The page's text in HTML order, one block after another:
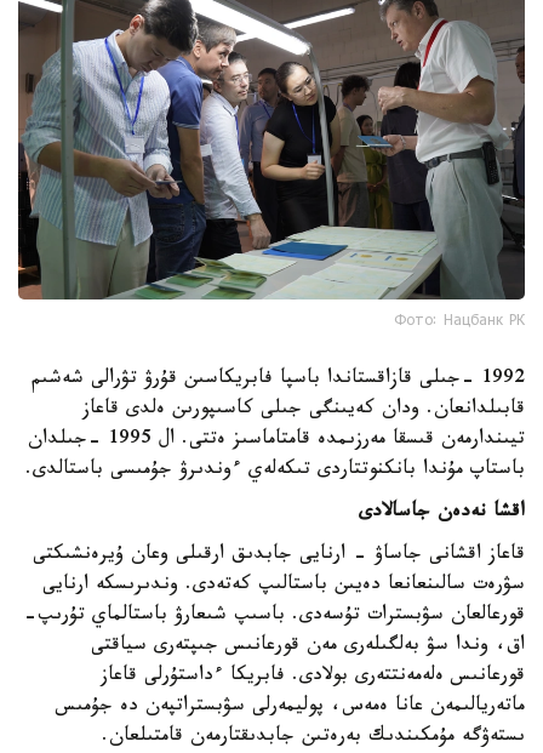
Фото: Нацбанк РК
1992 -جىلى قازاقستاندا باسپا فابريكاسىن قۇرۋ تۋرالى شەشىم
قابىلدانعان. ودان كەيىنگى جىلى كاسىپورىن ەلدى قاعاز
تيىندارمەن قىسقا مەرزىمدە قامتاماسىز ەتتى. ال 1995 -جىلدان
باستاپ مۇندا بانكنوتتاردى تىكەلەي ءوندىرۋ جۇمىسى باستالدى.
اقشا نەدەن جاسالادى
قاعاز اقشانى جاساۋ - ارنايى جابدىق ارقىلى وعان ۇيرەنشىكتى
سۋرەت سالىنعانعا دەيىن باستالىپ كەتەدى. وندىرىسكە ارنايى
قورعالعان سۋبسترات تۇسەدى. باسىپ شىعارۋ باستالماي تۇرىپ-
اق، وندا سۋ بەلگىلەرى مەن قورعانىس جىپتەرى سياقتى
قورعانىس ەلەمەنتتەرى بولادى. فابريكا ءداستۇرلى قاعاز
ماتەريالىمەن عانا ەمەس، پوليمەرلى سۋبستراتپەن دە جۇمىس
ىستەۋگە مۇمكىندىك بەرەتىن جابدىقتارمەن قامتىلعان.